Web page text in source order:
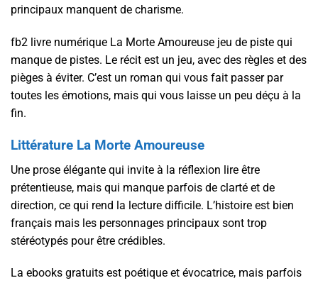
principaux manquent de charisme.
fb2 livre numérique La Morte Amoureuse jeu de piste qui
manque de pistes. Le récit est un jeu, avec des règles et des
pièges à éviter. C’est un roman qui vous fait passer par
toutes les émotions, mais qui vous laisse un peu déçu à la
fin.
Littérature La Morte Amoureuse
Une prose élégante qui invite à la réflexion lire être
prétentieuse, mais qui manque parfois de clarté et de
direction, ce qui rend la lecture difficile. L’histoire est bien
français mais les personnages principaux sont trop
stéréotypés pour être crédibles.
La ebooks gratuits est poétique et évocatrice, mais parfois